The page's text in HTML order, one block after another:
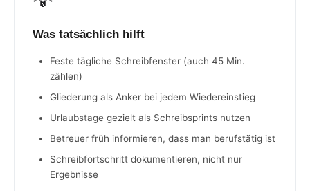
Was tatsächlich hilft
Feste tägliche Schreibfenster (auch 45 Min.
zählen)
Gliederung als Anker bei jedem Wiedereinstieg
Urlaubstage gezielt als Schreibsprints nutzen
Betreuer früh informieren, dass man berufstätig ist
Schreibfortschritt dokumentieren, nicht nur
Ergebnisse